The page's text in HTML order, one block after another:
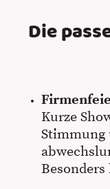
Die
Kurze
Stimmung